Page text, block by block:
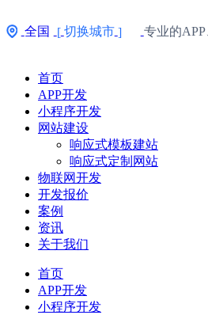
全国 [ 切换城市 ] 专业的
首页
APP开发
小程序开发
网站建设
响应式模板建站
响应式定制网站
物联网开发
开发报价
案例
资讯
关于我们
首页
APP开发
小程序开发